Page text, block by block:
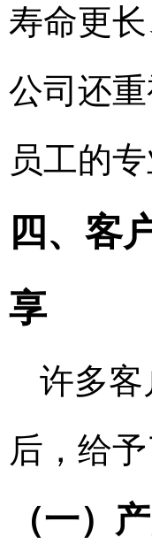
寿命更
公司还
员工的
四、客
享
许多客
后，给予
（一）